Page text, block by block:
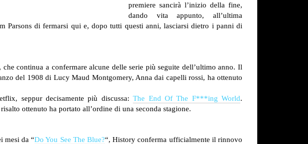
premiere sancirà l’inizio della fine,
dando vita appunto, all’ultima
Parsons di fermarsi qui e, dopo tutti questi anni, lasciarsi dietro i panni di
continua a confermare alcune delle serie più seguite dell’ultimo anno. Il
del 1908 di Lucy Maud Montgomery, Anna dai capelli rossi, ha ottenuto
seppur decisamente più discussa:The End Of The F***ing World.
ottenuto ha portato all’ordine di una seconda stagione.
mesi da “Do You See The Blue?“, History conferma ufficialmente il rinnovo